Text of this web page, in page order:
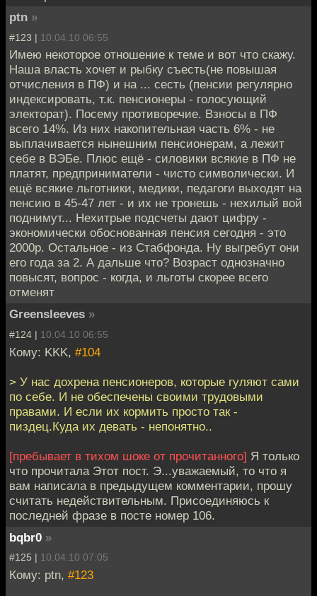
ptn »
#123 | 10.04.10 06:55
Имею некоторое отношение к теме и вот что скажу.
Наша власть хочет и рыбку съесть(не повышая
отчисления в ПФ) и на ... сесть (пенсии регулярно
индексировать, т.к. пенсионеры - голосующий
электорат). Посему противоречие. Взносы в ПФ
всего 14%. Из них накопительная часть 6% - не
выплачивается нынешним пенсионерам, а лежит
себе в ВЭБе. Плюс ещё - силовики всякие в ПФ не
платят, предприниматели - чисто символически. И
ещё всякие льготники, медики, педагоги выходят на
пенсию в 45-47 лет - и их не тронешь - нехилый вой
поднимут... Нехитрые подсчеты дают цифру -
экономически обоснованная пенсия сегодня - это
2000р. Остальное - из Стабфонда. Ну выгребут они
его года за 2. А дальше что? Возраст однозначно
повысят, вопрос - когда, и льготы скорее всего
отменят
Greensleeves »
#124 | 10.04.10 06:55
Кому: KKK, #104
> У нас дохрена пенсионеров, которые гуляют сами
по себе. И не обеспечены своими трудовыми
правами. И если их кормить просто так -
пиздец.Куда их девать - непонятно..
[пребывает в тихом шоке от прочитанного] Я только
что прочитала Этот пост. Э...уважаемый, то что я
вам написала в предыдущем комментарии, прошу
считать недействительным. Присоединяюсь к
последней фразе в посте номер 106.
bqbr0 »
#125 | 10.04.10 07:05
Кому: ptn, #123